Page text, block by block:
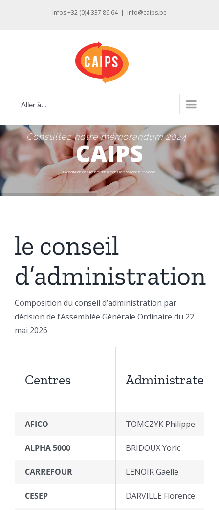
Infos +32 (0)4 337 89 64 | info@caips.be
Aller à...
CAIPS
Concertation des Ateliers d'Insertion Professionnelle et Sociale
Consultez notre mémorandum 2024
le conseil
d’administration
Composition du conseil d’administration par
décision de l’Assemblée Générale Ordinaire du 22
mai 2026
Centres
AFICO TOMCZYK Philippe
ALPHA 5000 BRIDOUX Yoric
CARREFOUR LENOIR Gaëlle
CESEP DARVILLE Florence